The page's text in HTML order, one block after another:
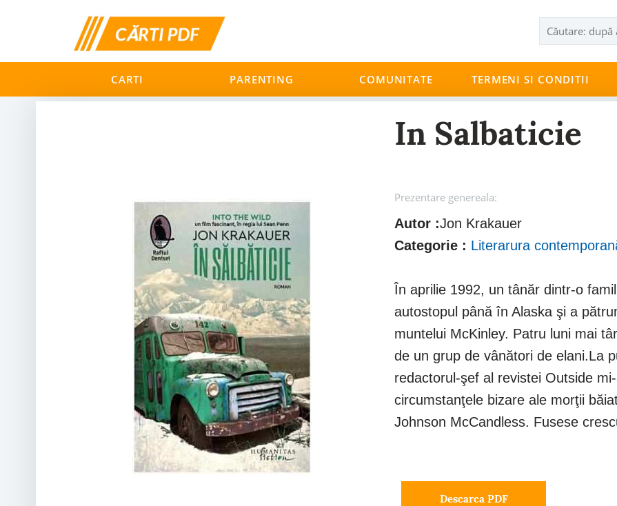
CARTI PARENTING COMUNITATE TERMENI SI CONDITII
In Salbaticie
Prezentare genereala:
Autor :Jon Krakauer
Categorie : Literarura
În aprilie 1992, un tânăr dintr-o
autostopul până în Alaska şi a
muntelui McKinley. Patru luni mai
de un grup de vânători de elani.La
redactorul-şef al revistei Outside
circumstanţele bizare ale morţii
Johnson McCandless. Fusese
Descarca PDF